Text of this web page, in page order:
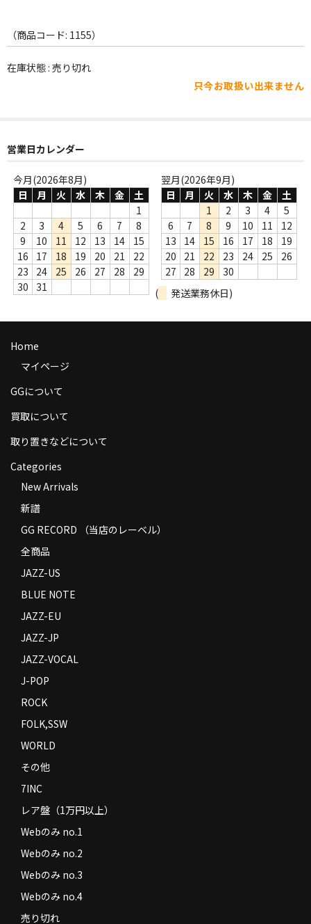
7INC
Webのみ no.4
売り切れ
Help
送料
お支払い方法
返品
特定商取引法に基づく表示
Contact
（商品コード: 1155）
在庫状態 : 売り切れ
只今お取扱い出来ません
営業日カレンダー
今月(2026年8月)
日
月 火 水 木 金
土
1
2
3 4 5 6 7
8
9
10 11 12 13 14
15
16
17 18 19 20 21
22
23
24 25 26 27 28
29
30
31
翌月(2026年9月)
日
月 火 水 木 金
土
1
2 3 4
5
6
7 8 9 10 11
12
13
14 15 16 17 18
19
20
21 22 23 24 25
26
27
28 29
30
(
発送業務休日)
Home
マイページ
GGについて
買取について
取り置きなどについて
Categories
New Arrivals
新譜
GG RECORD （当店のレーベル）
全商品
JAZZ-US
BLUE NOTE
JAZZ-EU
JAZZ-JP
JAZZ-VOCAL
J-POP
ROCK
FOLK,SSW
WORLD
その他
7INC
レア盤（1万円以上）
Webのみ no.1
Webのみ no.2
Webのみ no.3
Webのみ no.4
売り切れ